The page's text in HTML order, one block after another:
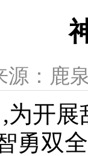
源：鹿
,为开
勇双